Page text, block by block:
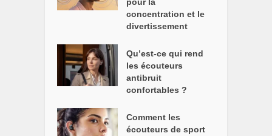
concentration et le
divertissement
Qu’est-ce qui rend
les écouteurs
antibruit
confortables ?
Comment les
écouteurs de sport